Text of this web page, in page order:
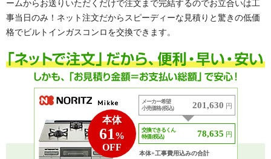
ームからお送りいただくだけで注文まで完結するのでお立合いは工
事当日のみ！ネット注文だからスピーディーな見積りと驚きの低価
格でビルトインガスコンロを交換できます。
本体
61%
OFF
メーカー希望
小売価格 (税込)
201,630 円
交換できるくん
特価 (税込)
78,635 円
本体+工事費用込みの合計